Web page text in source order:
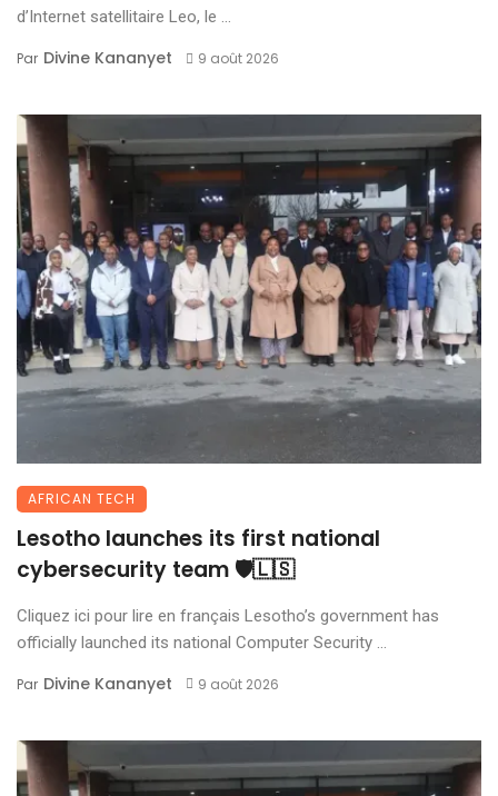
d’Internet satellitaire Leo, le ...
Par Divine Kananyet 9 août 2026
AFRICAN TECH
Lesotho launches its first national
cybersecurity team 🛡️🇱🇸
Cliquez ici pour lire en français Lesotho’s government has
officially launched its national Computer Security ...
Par Divine Kananyet 9 août 2026